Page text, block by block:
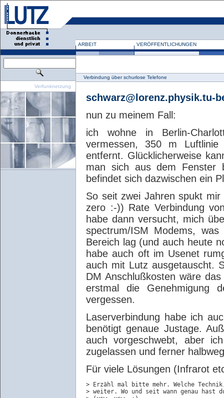
ARBEIT VERÖFFENTLICHUNGEN
Verfunknetzung
Verbindung über schurlose Telefone
schwarz@lorenz.physik.tu-
nun zu meinem Fall:
ich wohne in Berlin-
vermessen, 350 m Luftlinie
entfernt. Glücklicherweise
man sich aus dem Fenster
befindet sich dazwischen ein
So seit zwei Jahren spukt
zero :-)) Rate Verbindung
habe dann versucht, mich
spectrum/ISM Modems,
Bereich lag (und auch heute
habe auch oft im Usenet
auch mit Lutz ausgetauscht.
DM Anschlußkosten wäre
erstmal die Genehmigung
vergessen.
Laserverbindung habe ich
benötigt genaue Justage.
auch vorgeschwebt, aber
zugelassen und ferner
Für viele Lösungen (Infrarot
> Erzähl mal bitte mehr. Welche
> weiter. Wo und seit wann genau hast